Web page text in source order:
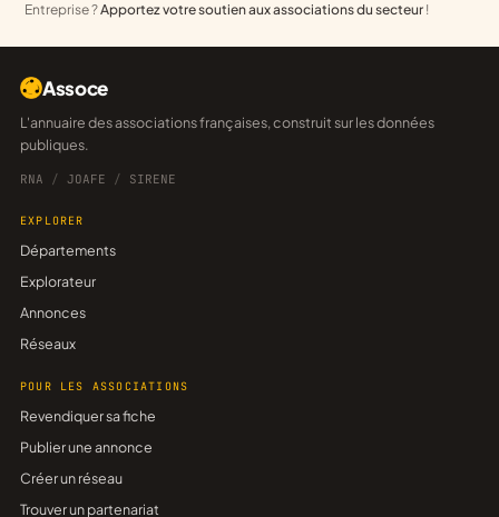
Entreprise ?Apportez votre soutien aux associations du secteur !
Assoce
L'annuaire des associations françaises, construit sur les données
publiques.
RNA / JOAFE / SIRENE
EXPLORER
Départements
Explorateur
Annonces
Réseaux
POUR LES ASSOCIATIONS
Revendiquer sa fiche
Publier une annonce
Créer un réseau
Trouver un partenariat